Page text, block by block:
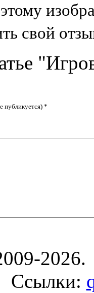
свой
публикуется) *
2026.
Ссылки: